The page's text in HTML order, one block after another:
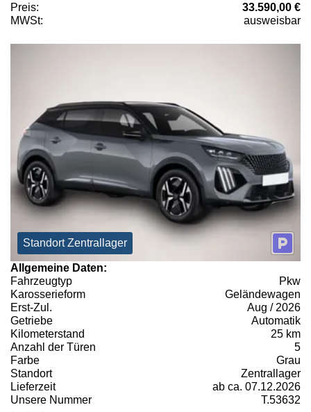
Preis:
33.590,00 €
MWSt:
ausweisbar
Standort Zentrallager
Allgemeine Daten:
Fahrzeugtyp
Pkw
Karosserieform
Geländewagen
Erst-Zul.
Aug / 2026
Getriebe
Automatik
Kilometerstand
25 km
Anzahl der Türen
5
Farbe
Grau
Standort
Zentrallager
Lieferzeit
ab ca. 07.12.2026
Unsere Nummer
T.53632